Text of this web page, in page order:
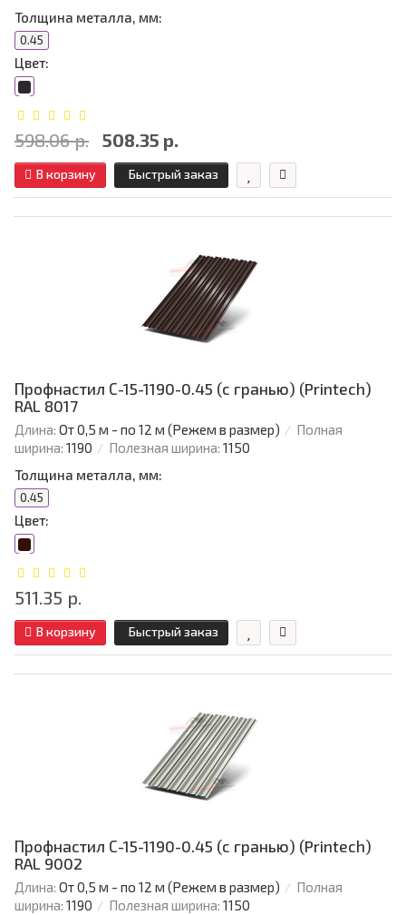
Толщина металла, мм:
0.45
Цвет:
598.06 р. 508.35 р.
В корзину Быстрый заказ
Профнастил С-15-1190-0.45 (с гранью) (Printech)
RAL 8017
Длина: От 0,5 м - по 12 м (Режем в размер)
Полная
ширина: 1190 Полезная ширина: 1150
Толщина металла, мм:
0.45
Цвет:
511.35 р.
В корзину Быстрый заказ
Профнастил С-15-1190-0.45 (с гранью) (Printech)
RAL 9002
Длина: От 0,5 м - по 12 м (Режем в размер)
Полная
ширина: 1190 Полезная ширина: 1150